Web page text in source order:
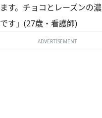
す。チョコとレーズンの
す」(27歳・看護師)
ADVERTISEMENT